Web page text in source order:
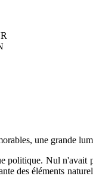
une grande
politique. Nul n'avait
des éléments